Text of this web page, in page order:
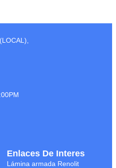
Enlaces De Interes
Lámina armada Renolit